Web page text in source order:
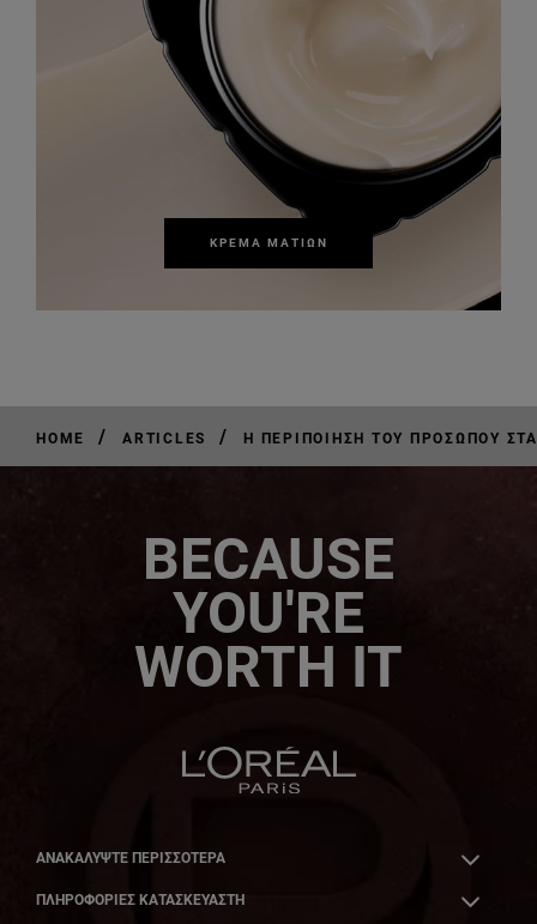
ΚΡΈΜΑ ΜΑΤΙΏΝ
HOME / ARTICLES / Η ΠΕΡΙΠΟΊΗΣΗ ΤΟΥ ΠΡΟΣΏΠΟΥ
BECAUSE
YOU'RE
WORTH IT
ΑΝΑΚΑΛΎΨΤΕ ΠΕΡΙΣΣΌΤΕΡΑ
ΠΛΗΡΟΦΟΡΙΕΣ ΚΑΤΑΣΚΕΥΑΣΤΗ